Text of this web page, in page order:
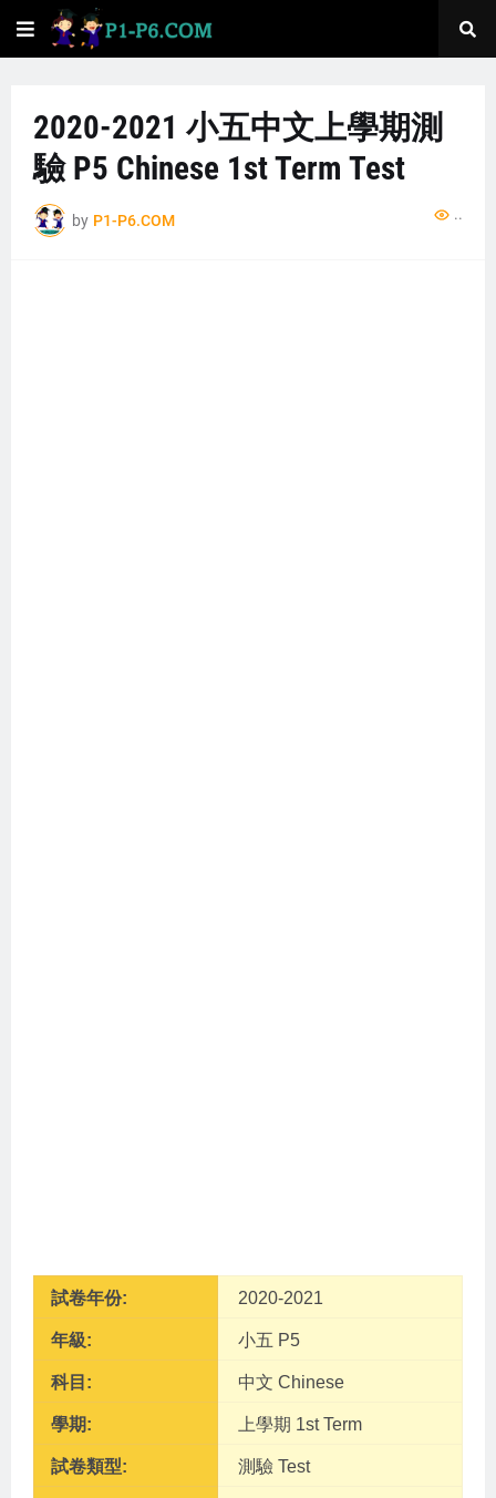
2020-2021 小五中文上學期測
驗 P5 Chinese 1st Term Test
by P1-P6.COM ..
試卷年份: 2020-2021
年級: 小五 P5
科目: 中文 Chinese
學期: 上學期 1st Term
試卷類型: 測驗 Test